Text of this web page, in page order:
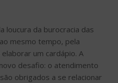
loucura da burocracia das
mesmo tempo, pela
um cardápio. A
desafio: o atendimento
obrigados a se relacionar